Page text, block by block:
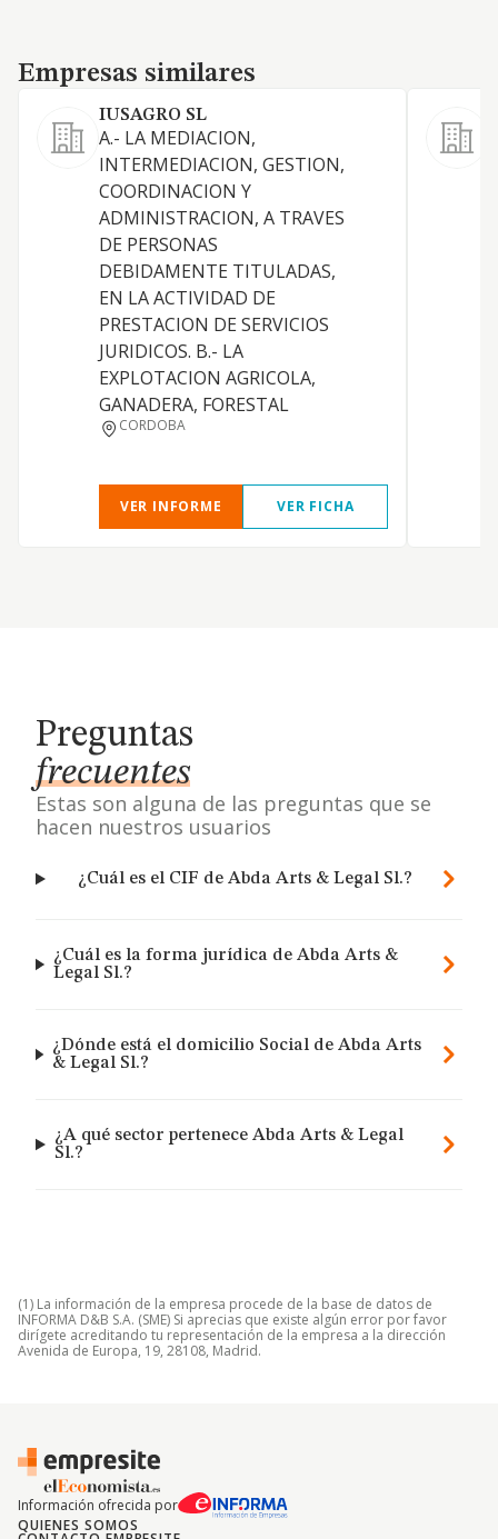
Empresas similares
Empresas similares
IUSAGRO SL
A.- LA MEDIACION,
INTERMEDIACION, GESTION,
COORDINACION Y
ADMINISTRACION, A TRAVES
DE PERSONAS
DEBIDAMENTE TITULADAS,
EN LA ACTIVIDAD DE
PRESTACION DE SERVICIOS
JURIDICOS. B.- LA
EXPLOTACION AGRICOLA,
GANADERA, FORESTAL
CORDOBA
VER INFORME VER FICHA
Preguntas
frecuentes
Estas son alguna de las preguntas que se
hacen nuestros usuarios
¿Cuál es el CIF de Abda Arts & Legal Sl.?
¿Cuál es la forma jurídica de Abda Arts &
Legal Sl.?
¿Dónde está el domicilio Social de Abda Arts
& Legal Sl.?
¿A qué sector pertenece Abda Arts & Legal
Sl.?
(1) La información de la empresa procede de la base de datos de
INFORMA D&B S.A. (SME) Si aprecias que existe algún error por favor
dirígete acreditando tu representación de la empresa a la dirección
Avenida de Europa, 19, 28108, Madrid.
Información ofrecida por
QUIENES SOMOS